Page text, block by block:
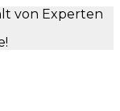
von Experten